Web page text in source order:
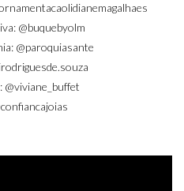
@buquebyolm
@paroquiasante
@viviane_buffet
confiancajoias